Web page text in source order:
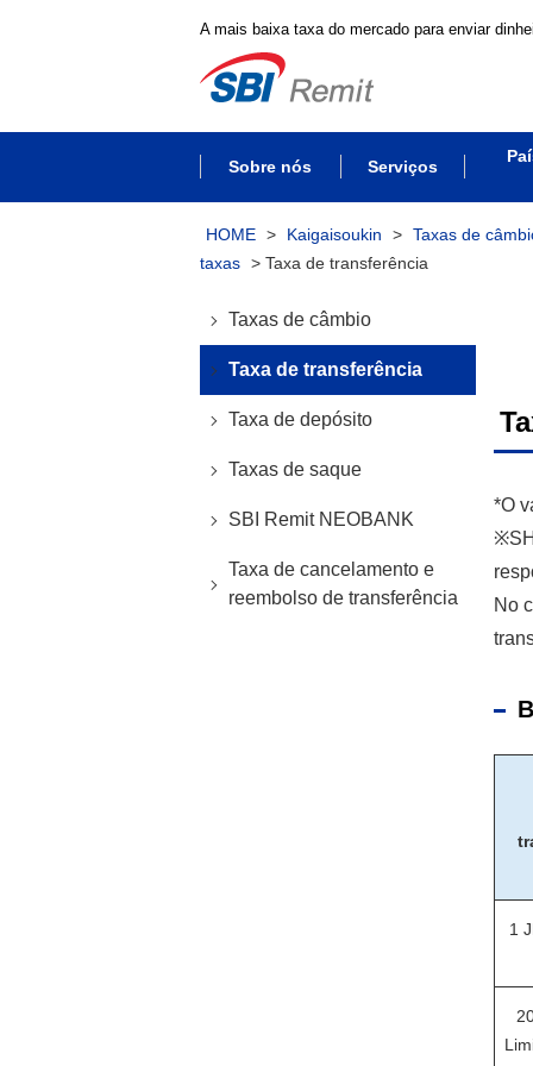
A mais baixa taxa do mercado para enviar
Sobre nós Serviços
HOME > Kaigaisoukin > Taxas de
taxas > Taxa de transferência
*O
No
1
Taxas de câmbio
Taxa de transferência
Taxa de depósito
Taxas de saque
SBI Remit NEOBANK
Taxa de cancelamento e
reembolso de transferência